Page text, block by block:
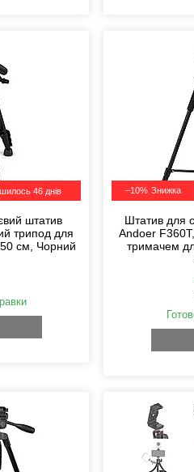
46 днів
штатив
трипод для
см, Чорний
–10%
Штатив для
Andoer
тримачем